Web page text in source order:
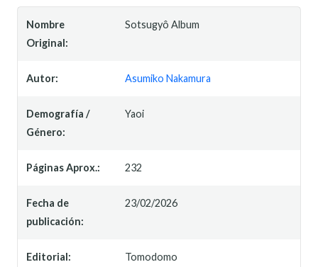
Nombre
Original:
Sotsugyô Album
Autor: Asumiko Nakamura
Demografía /
Género:
Yaoi
Páginas Aprox.: 232
Fecha de
publicación:
23/02/2026
Editorial: Tomodomo